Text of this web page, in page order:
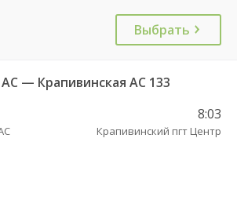
Выбрать
— Крапивинская АС 133
8:03
Крапивинский пгт Центр